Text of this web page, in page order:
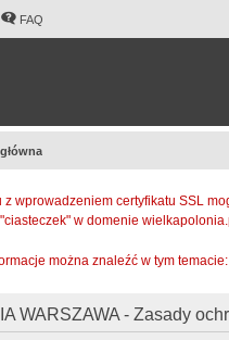
FAQ
z wprowadzeniem certyfikatu SSL
w domenie
można znaleźć w tym temacie:
WARSZAWA - Zasady